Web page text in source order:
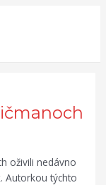
oživili nedávno
Autorkou týchto